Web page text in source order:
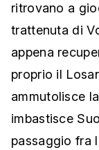
ritrovano a
trattenuta di
appena
proprio il
ammutolisce
imbastisce
passaggio fra